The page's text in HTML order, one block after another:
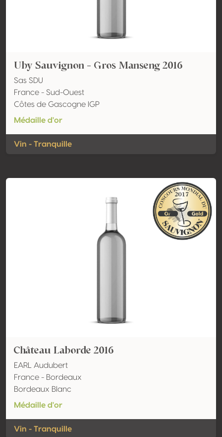
Uby Sauvignon - Gros Manseng 2016
Sas SDU
France - Sud-Ouest
Côtes de Gascogne IGP
Médaille d'or
Vin - Tranquille
Château Laborde 2016
EARL Audubert
France - Bordeaux
Bordeaux Blanc
Médaille d'or
Vin - Tranquille